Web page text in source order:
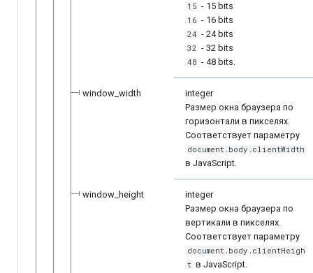
15 - 15 bits
16 - 16 bits
24 - 24 bits
32 - 32 bits
48 - 48 bits.
window_width
integer
Размер окна браузера по
горизонтали в пикселях.
Соответствует параметру
document.body.clientWidth
в JavaScript.
window_height
integer
Размер окна браузера по
вертикали в пикселях.
Соответствует параметру
document.body.clientHeigh
t в JavaScript.